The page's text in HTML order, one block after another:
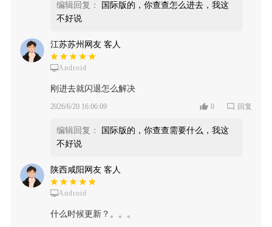
编辑回复：
国际版的，你查查怎么进去，我这
不好说
江苏苏州网友 客人
Android
刚进去就闪退怎么解决
2026/6/20 16:06:09 0 回复
编辑回复：
国际版的，你查查需要什么，我这
不好说
陕西咸阳网友 客人
Android
什么时候更新？。。。